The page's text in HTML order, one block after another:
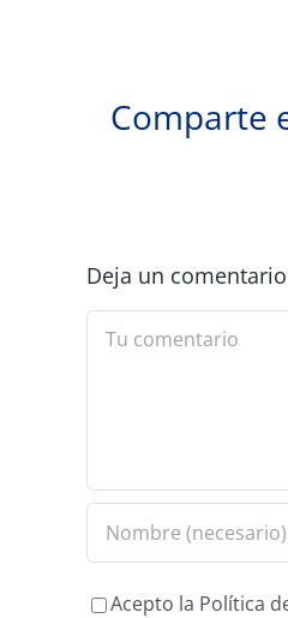
Comparte
Deja un comentario
Comment
Acepto la Política